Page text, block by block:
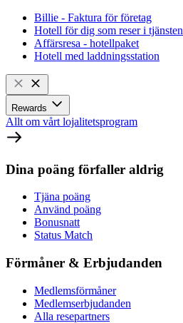
Billie - Faktura för företag
Hotell för dig som reser i tjänsten
Affärsresa - hotellpaket
Hotell med laddningsstation
Rewards
Allt om vårt lojalitetsprogram
Dina poäng förfaller aldrig
Tjäna poäng
Använd poäng
Bonusnatt
Status Match
Förmåner & Erbjudanden
Medlemsförmåner
Medlemserbjudanden
Alla resepartners